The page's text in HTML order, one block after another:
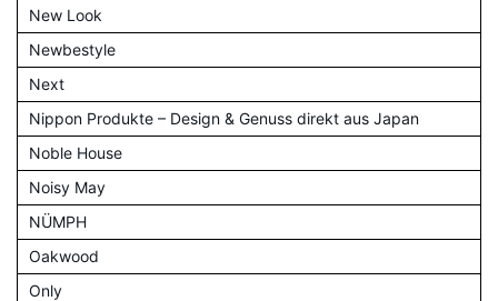
New Look
Newbestyle
Next
Nippon Produkte – Design & Genuss direkt aus Japan
Noble House
Noisy May
NÜMPH
Oakwood
Only